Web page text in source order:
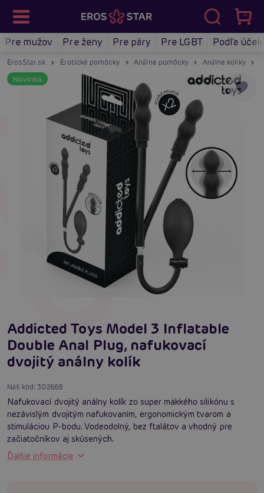
Pre mužov Pre ženy Pre páry Pre LGBT Podľa
ErosStar.sk Erotické pomôcky Análne pomôcky Análne kolíky
Novinka
Addicted Toys Model 3 Inflatable
Double Anal Plug, nafukovací
dvojitý análny kolík
Náš kód:302668
Nafukovací dvojitý análny kolík zo super mäkkého silikónu s
nezávislým dvojitým nafukovaním, ergonomickým tvarom a
stimuláciou P-bodu. Vodeodolný, bez ftalátov a vhodný pre
začiatočníkov aj skúsených.
Ďalšie informácie